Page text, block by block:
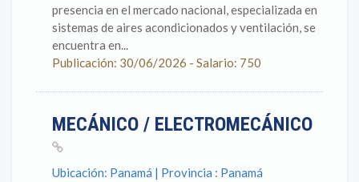
presencia en el mercado nacional, especializada en
sistemas de aires acondicionados y ventilación, se
encuentra en...
Publicación: 30/06/2026 - Salario: 750
MECÁNICO / ELECTROMECÁNICO
Ubicación: Panamá | Provincia : Panamá